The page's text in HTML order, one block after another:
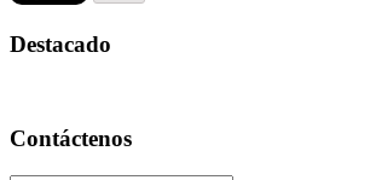
Destacado
Contáctenos